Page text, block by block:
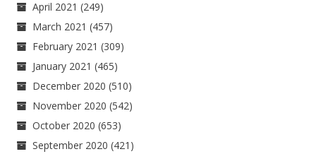
April 2021 (249)
March 2021 (457)
February 2021 (309)
January 2021 (465)
December 2020 (510)
November 2020 (542)
October 2020 (653)
September 2020 (421)